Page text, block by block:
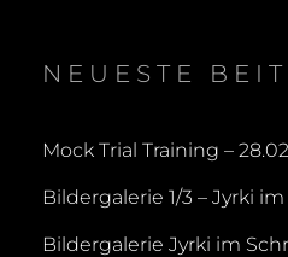
NEUESTE
Mock Trial Training –
Bildergalerie 1/3 – Jyrki im
Bildergalerie Jyrki im